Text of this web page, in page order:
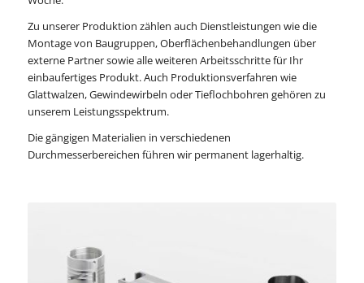
Zu unserer Produktion zählen auch Dienstleistungen wie die
Montage von Baugruppen, Oberflächenbehandlungen über
externe Partner sowie alle weiteren Arbeitsschritte für Ihr
einbaufertiges Produkt. Auch Produktionsverfahren wie
Glattwalzen, Gewindewirbeln oder Tieflochbohren gehören zu
unserem Leistungsspektrum.
Die gängigen Materialien in verschiedenen
Durchmesserbereichen führen wir permanent lagerhaltig.